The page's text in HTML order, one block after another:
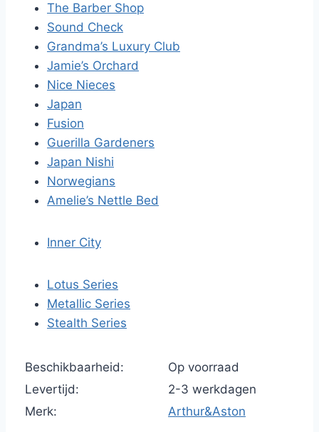
The Barber Shop
Sound Check
Grandma’s Luxury Club
Jamie’s Orchard
Nice Nieces
Japan
Fusion
Guerilla Gardeners
Japan Nishi
Norwegians
Amelie’s Nettle Bed
Inner City
Lotus Series
Metallic Series
Stealth Series
Beschikbaarheid:
Op voorraad
Levertijd:
2-3 werkdagen
Merk:
Arthur&Aston